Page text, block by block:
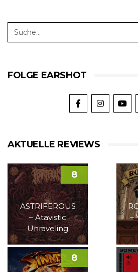
FOLGE EARSHOT
AKTUELLE REVIEWS
ASTRIFEROUS
– Atavistic
Unraveling
8
–
8